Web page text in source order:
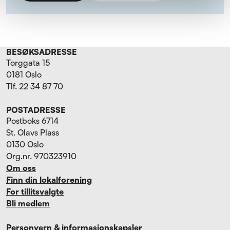
BESØKSADRESSE
Torggata 15
0181 Oslo
Tlf. 22 34 87 70
POSTADRESSE
Postboks 6714
St. Olavs Plass
0130 Oslo
Org.nr. 970323910
Om oss
Finn din lokalforening
For tillitsvalgte
Bli medlem
Personvern & informasjonskapsler